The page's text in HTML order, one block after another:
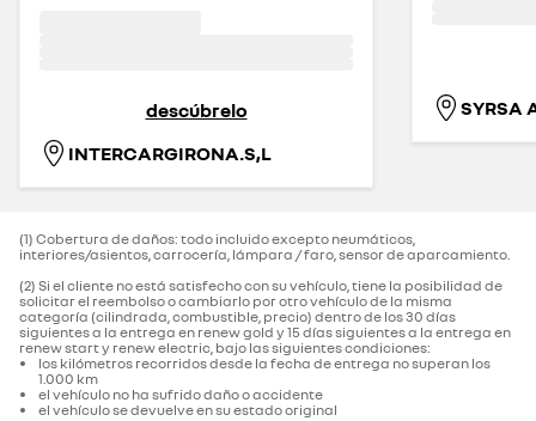
descúbrelo
INTERCARGIRONA.S,L
SYRSA
(1) Cobertura de daños: todo incluido excepto neumáticos,
interiores/asientos, carrocería, lámpara / faro, sensor de aparcamiento.‌
(2) Si el cliente no está satisfecho con su vehículo, tiene la posibilidad de
solicitar el reembolso o cambiarlo por otro vehículo de la misma
categoría (cilindrada, combustible, precio) dentro de los 30 días
siguientes a la entrega en renew gold y 15 días siguientes a la entrega en
renew start y renew electric, bajo las siguientes condiciones:
los kilómetros recorridos desde la fecha de entrega no superan los
1.000 km
el vehículo no ha sufrido daño o accidente
el vehículo se devuelve en su estado original